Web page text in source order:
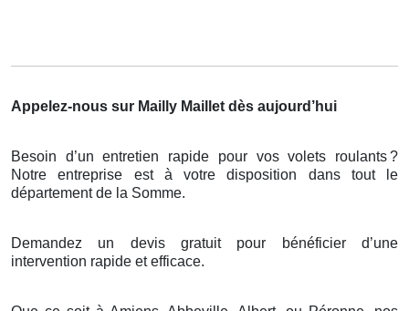
Appelez-nous sur Mailly Maillet dès aujourd’hui
Besoin d’un entretien rapide pour vos volets roulants?
Notre entreprise est à votre disposition dans tout le
département de la Somme.
Demandez un devis gratuit pour bénéficier d’une
intervention rapide et efficace.